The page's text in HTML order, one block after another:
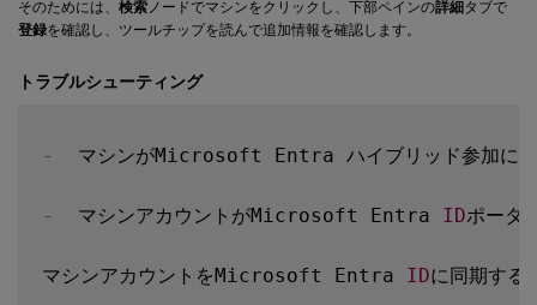
そのためには、 検索 ノードでマシンをクリックし、下部ペインの詳細タブで
登録を確認し、ツールチップを読んで追加情報を確認します。
トラブルシューティング
-
マシンがMicrosoft Entra ハイブリッド参加に失
-
  マシンアカウントがMicrosoft Entra
IDポー
マシンアカウントをMicrosoft Entra IDに同期する